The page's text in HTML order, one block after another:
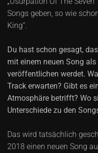
Songs geben, so wie
King“.
Du hast schon gesagt,
mit einem neuen Song
veröffentlichen werdet.
Track erwarten? Gibt es
Atmosphäre betrifft? Wo
Unterschiede zu den
Das wird tatsächlich
2018 einen neuen Song